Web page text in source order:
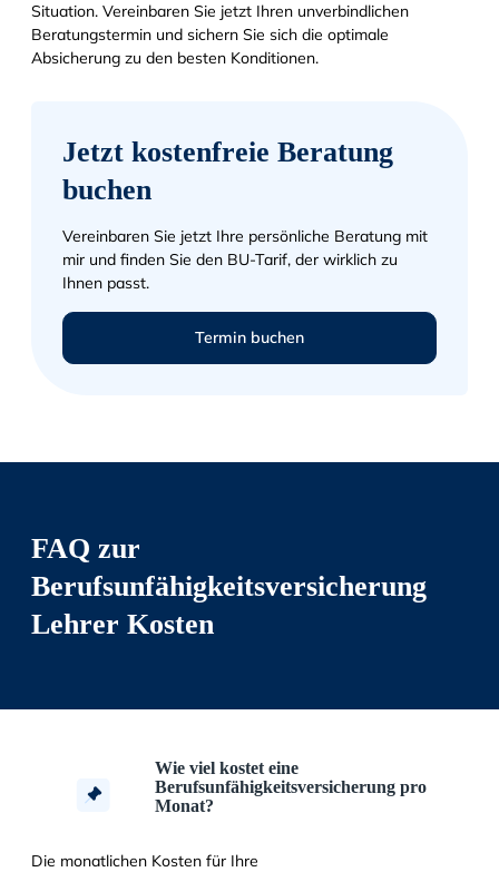
Situation. Vereinbaren Sie jetzt Ihren unverbindlichen
Beratungstermin und sichern Sie sich die optimale
Absicherung zu den besten Konditionen.
Jetzt kostenfreie Beratung
buchen
Vereinbaren Sie jetzt Ihre persönliche Beratung mit
mir und finden Sie den BU-Tarif, der wirklich zu
Ihnen passt.
Termin buchen
FAQ zur
Berufsunfähigkeitsversicherung
Lehrer Kosten
Wie viel kostet eine
Berufsunfähigkeitsversicherung pro
Monat?
Die monatlichen Kosten für Ihre